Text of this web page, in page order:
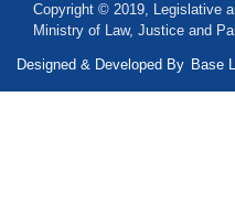
Copyright © 2019, Legislative
Ministry of Law, Justice and
Designed & Developed By Base